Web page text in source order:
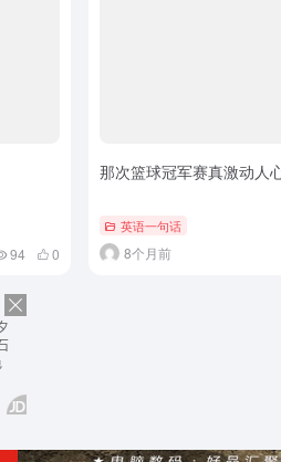
94 0
那次篮球冠军赛真激动人心
英语一句话
8个月前